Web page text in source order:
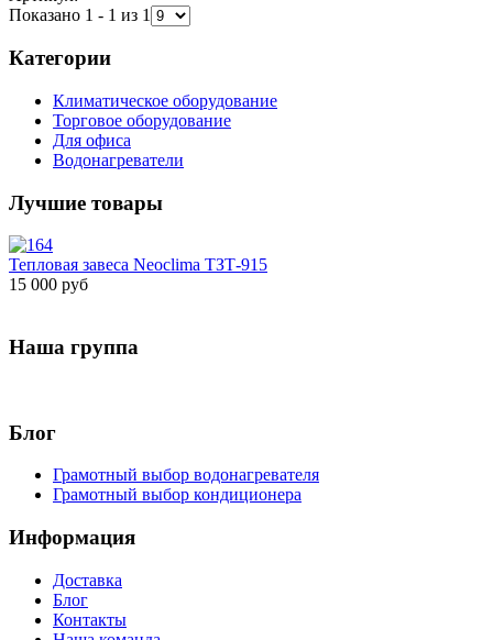
Показано 1 - 1 из 1
Категории
Климатическое оборудование
Торговое оборудование
Для офиса
Водонагреватели
Лучшие товары
Тепловая завеса Neoclima ТЗТ-915
15 000 руб
Наша группа
Блог
Грамотный выбор водонагревателя
Грамотный выбор кондиционера
Информация
Доставка
Блог
Контакты